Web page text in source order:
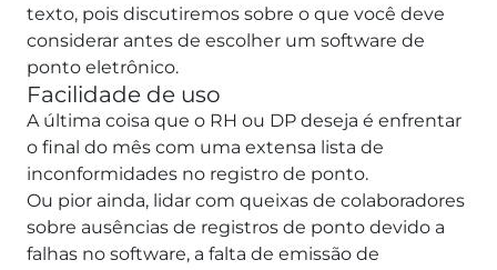
texto, pois discutiremos sobre o que você deve
considerar antes de escolher um software de
ponto eletrônico.
Facilidade de uso
A última coisa que o RH ou DP deseja é enfrentar
o final do mês com uma extensa lista de
inconformidades no registro de ponto.
Ou pior ainda, lidar com queixas de colaboradores
sobre ausências de registros de ponto devido a
falhas no software, a falta de emissão de